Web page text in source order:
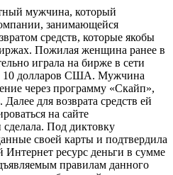
мужчина, который
занимающейся
средств, которые якобы
Пожилая женщина ранее в
играла на бирже в сети
10 долларов США. Мужчина
через программу «Скайп»,
для возврата средств ей
на сайте
сделала. Под диктовку
своей карты и подтвердила
Интернет ресурс деньги в сумме
правилам данного